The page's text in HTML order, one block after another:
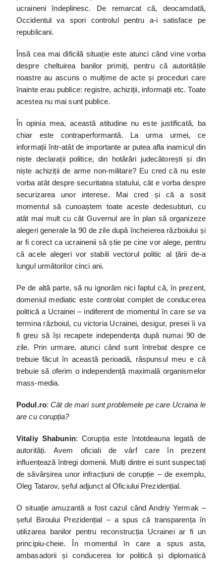
ucraineni îndeplinesc. De remarcat că, deocamdată,
Occidentul va spori controlul pentru a-i satisface pe
republicani.
Însă cea mai dificilă situație este atunci când vine vorba
despre cheltuirea banilor primiți, pentru că autoritățile
noastre au ascuns o mulțime de acte și proceduri care
înainte erau publice: registre, achiziții, informații etc. Toate
acestea nu mai sunt publice.
În opinia mea, această atitudine nu este justificată, ba
chiar este contraperformantă. La urma urmei, ce
informații într-atât de importante ar putea afla inamicul din
niște declarații politice, din hotărâri judecătorești și din
niște achiziții de arme non-militare? Eu cred că nu este
vorba atât despre securitatea statului, cât e vorba despre
securizarea unor interese. Mai cred și că a sosit
momentul să cunoaștem toate aceste dedesubturi, cu
atât mai mult cu cât Guvernul are în plan să organizeze
alegeri generale la 90 de zile după încheierea războiului și
ar fi corect ca ucrainenii să știe pe cine vor alege, pentru
că acele alegeri vor stabili vectorul politic al țării de-a
lungul următorilor cinci ani.
Pe de altă parte, să nu ignorăm nici faptul că, în prezent,
domeniul mediatic este controlat complet de conducerea
politică a Ucrainei – indiferent de momentul în care se va
termina războiul, cu victoria Ucrainei, desigur, presei îi va
fi greu să își recapete independența după numai 90 de
zile. Prin urmare, atunci când sunt întrebat despre ce
trebuie făcut în această perioadă, răspunsul meu e că
trebuie să oferim o independență maximală organismelor
mass-media.
Podul.ro:Cât de mari sunt problemele pe care Ucraina le
are cu corupția?
Vitaliy Shabunin: Corupția este întotdeauna legată de
autorități. Avem oficiali de vârf care în prezent
influențează întregi domenii. Mulți dintre ei sunt suspectați
de săvârșirea unor infracțiuni de corupție – de exemplu,
Oleg Tatarov, șeful adjunct al Oficiului Prezidențial.
O situație amuzantă a fost cazul când Andriy Yermak –
șeful Biroului Prezidențial – a spus că transparența în
utilizarea banilor pentru reconstrucția Ucrainei ar fi un
principiu-cheie. În momentul în care a spus asta,
ambasadorii și conducerea lor politică și diplomatică